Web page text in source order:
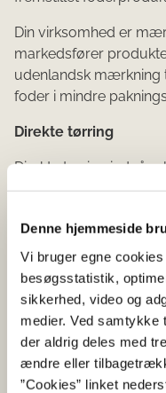
Denne hjemmeside
Vi bruger egne
besøgsstatistik,
sikkerhed, video og
medier. Ved samtykke
der aldrig deles med
ændre eller
”Cookies” linket
Din virksomhed er
markedsfører
udenlandsk mærkning
foder i mindre
Direkte tørring
Direkte tørring indgår
beregning af
der bliver tørret, er i
luftstrømmen fra
forbrændingskilden
udelukkende
forbrændingskilde, er